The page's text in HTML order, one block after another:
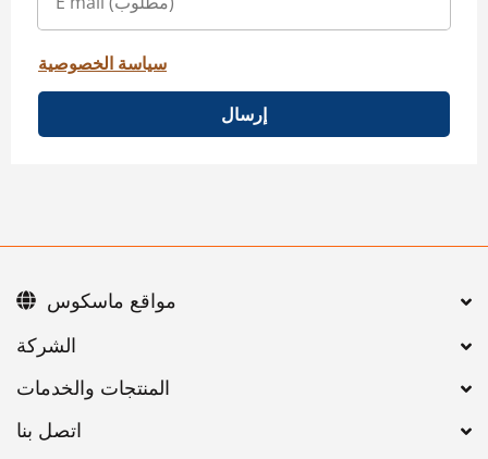
سياسة الخصوصية
إرسال
اتصل بنا
مواقع ماسكوس